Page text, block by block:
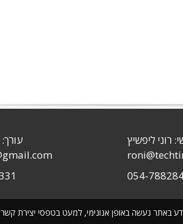
באתר נעשה באופן אנונימי, למעט בטפסי יצירת קשר
רוני ליפשיץ
054-
עורך: